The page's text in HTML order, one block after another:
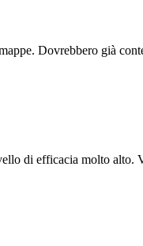
Dovrebbero già
di efficacia molto